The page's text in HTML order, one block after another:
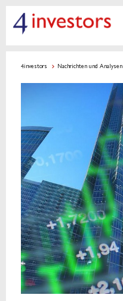
4investors Nachrichten und Analysen